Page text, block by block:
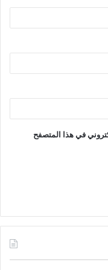
في هذا المتصفح